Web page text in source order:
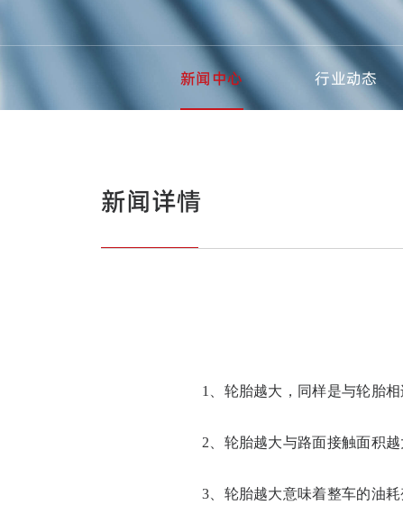
新闻中心 行业动态
新闻详情
1、轮胎越大，同样是与轮胎
2、轮胎越大与路面接触面积
3、轮胎越大意味着整车的油